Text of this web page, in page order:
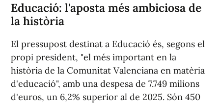
Educació: l'aposta més ambiciosa de
la història
El pressupost destinat a Educació és, segons el
propi president, "el més important en la
història de la Comunitat Valenciana en matèria
d'educació", amb una despesa de 7.749 milions
d'euros, un 6,2% superior al de 2025. Són 450